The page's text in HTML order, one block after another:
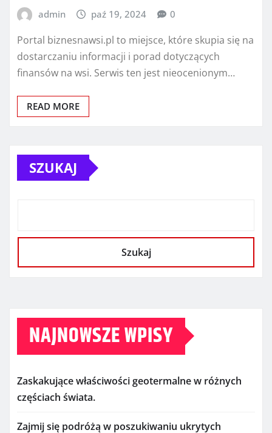
admin paź 19, 2024 0
Portal biznesnawsi.pl to miejsce, które skupia się na
dostarczaniu informacji i porad dotyczących
finansów na wsi. Serwis ten jest nieocenionym…
READ MORE
SZUKAJ
Szukaj
NAJNOWSZE WPISY
Zaskakujące właściwości geotermalne w różnych
częściach świata.
Zajmij się podróżą w poszukiwaniu ukrytych